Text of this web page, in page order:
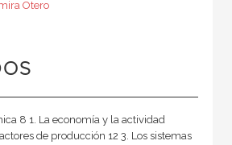
Otero
8 1. La economía y la actividad
de producción 12 3. Los sistemas